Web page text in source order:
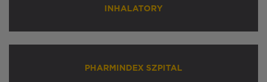
INHALATORY
PHARMINDEX SZPITAL